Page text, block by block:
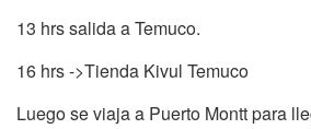
13 hrs salida a Temuco.
16 hrs ->Tienda Kivul Temuco
Luego se viaja a Puerto Montt para